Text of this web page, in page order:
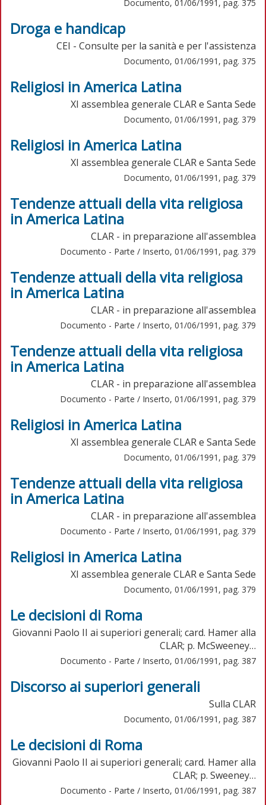
Documento, 01/06/1991, pag. 375
Droga e handicap
CEI - Consulte per la sanità e per l'assistenza
Documento, 01/06/1991, pag. 375
Religiosi in America Latina
XI assemblea generale CLAR e Santa Sede
Documento, 01/06/1991, pag. 379
Religiosi in America Latina
XI assemblea generale CLAR e Santa Sede
Documento, 01/06/1991, pag. 379
Tendenze attuali della vita religiosa
in America Latina
CLAR - in preparazione all'assemblea
Documento - Parte / Inserto, 01/06/1991, pag. 379
Tendenze attuali della vita religiosa
in America Latina
CLAR - in preparazione all'assemblea
Documento - Parte / Inserto, 01/06/1991, pag. 379
Tendenze attuali della vita religiosa
in America Latina
CLAR - in preparazione all'assemblea
Documento - Parte / Inserto, 01/06/1991, pag. 379
Religiosi in America Latina
XI assemblea generale CLAR e Santa Sede
Documento, 01/06/1991, pag. 379
Tendenze attuali della vita religiosa
in America Latina
CLAR - in preparazione all'assemblea
Documento - Parte / Inserto, 01/06/1991, pag. 379
Religiosi in America Latina
XI assemblea generale CLAR e Santa Sede
Documento, 01/06/1991, pag. 379
Le decisioni di Roma
Giovanni Paolo II ai superiori generali; card. Hamer alla
CLAR; p. McSweeney…
Documento - Parte / Inserto, 01/06/1991, pag. 387
Discorso ai superiori generali
Sulla CLAR
Documento, 01/06/1991, pag. 387
Le decisioni di Roma
Giovanni Paolo II ai superiori generali; card. Hamer alla
CLAR; p. Sweeney…
Documento - Parte / Inserto, 01/06/1991, pag. 387